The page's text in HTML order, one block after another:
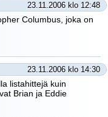
23.11.2006 klo 12:48
Columbus, joka on
23.11.2006 klo 14:30
listahittejä kuin
Brian ja Eddie